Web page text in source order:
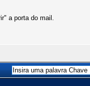
a porta do mail.